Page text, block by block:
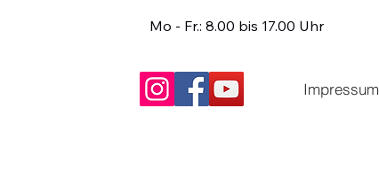
Mo - Fr.: 8.00 bis 17.00 Uhr
Impressum